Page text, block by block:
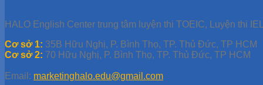
HALO English Center trung tâm luyện thi TOEIC, Luyện thi
Cơ sở 1: 35B Hữu Nghị, P. Bình Thọ, TP. Thủ Đức, TP HCM
Cơ sở 2: 70 Hữu Nghị, P. Bình Thọ, TP. Thủ Đức, TP HCM
Email: marketinghalo.edu@gmail.com